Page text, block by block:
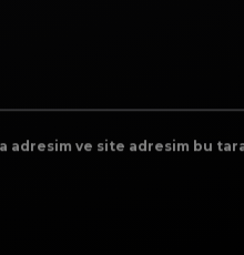
adresim ve site adresim bu